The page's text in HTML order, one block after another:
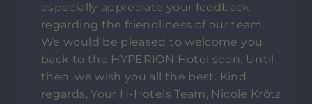
especially appreciate your feedback
regarding the friendliness of our team.
We would be pleased to welcome you
back to the HYPERION Hotel soon. Until
then, we wish you all the best. Kind
regards, Your H-Hotels Team, Nicole Krötz